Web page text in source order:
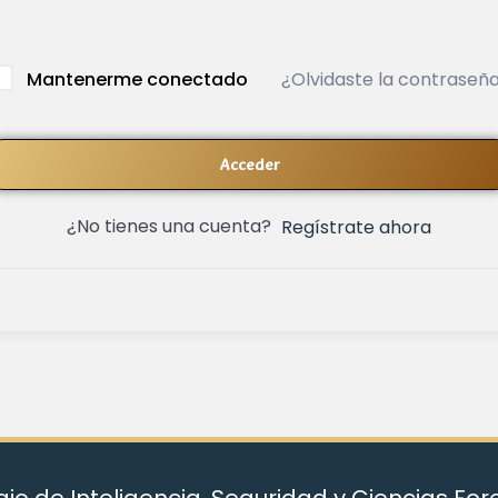
Mantenerme conectado ¿Olvidaste la
Acceder
¿No tienes una cuenta? Regístrate ahora